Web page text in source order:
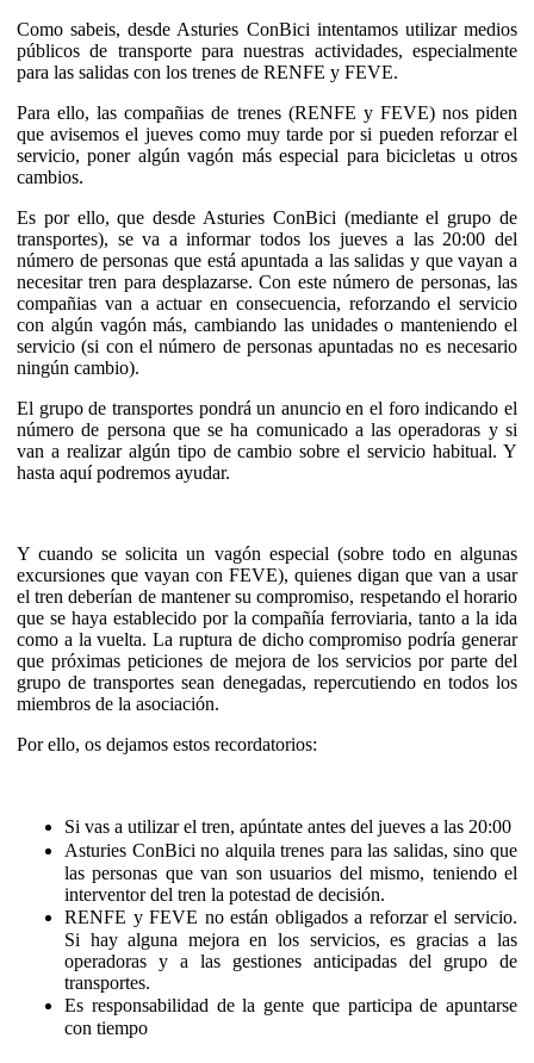
Como sabeis, desde Asturies ConBici intentamos utilizar medios
públicos de transporte para nuestras actividades, especialmente
para las salidas con los trenes de RENFE y FEVE.
Para ello, las compañias de trenes (RENFE y FEVE) nos piden
que avisemos el jueves como muy tarde por si pueden reforzar el
servicio, poner algún vagón más especial para bicicletas u otros
cambios.
Es por ello, que desde Asturies ConBici (mediante el grupo de
transportes), se va a informar todos los jueves a las 20:00 del
número de personas que está apuntada a las salidas y que vayan a
necesitar tren para desplazarse. Con este número de personas, las
compañias van a actuar en consecuencia, reforzando el servicio
con algún vagón más, cambiando las unidades o manteniendo el
servicio (si con el número de personas apuntadas no es necesario
ningún cambio).
El grupo de transportes pondrá un anuncio en el foro indicando el
número de persona que se ha comunicado a las operadoras y si
van a realizar algún tipo de cambio sobre el servicio habitual. Y
hasta aquí podremos ayudar.
Y cuando se solicita un vagón especial (sobre todo en algunas
excursiones que vayan con FEVE), quienes digan que van a usar
el tren deberían de mantener su compromiso, respetando el horario
que se haya establecido por la compañía ferroviaria, tanto a la ida
como a la vuelta. La ruptura de dicho compromiso podría generar
que próximas peticiones de mejora de los servicios por parte del
grupo de transportes sean denegadas, repercutiendo en todos los
miembros de la asociación.
Por ello, os dejamos estos recordatorios:
Si vas a utilizar el tren, apúntate antes del jueves a las 20:00
Asturies ConBici no alquila trenes para las salidas, sino que
las personas que van son usuarios del mismo, teniendo el
interventor del tren la potestad de decisión.
RENFE y FEVE no están obligados a reforzar el servicio.
Si hay alguna mejora en los servicios, es gracias a las
operadoras y a las gestiones anticipadas del grupo de
transportes.
Es responsabilidad de la gente que participa de apuntarse
con tiempo